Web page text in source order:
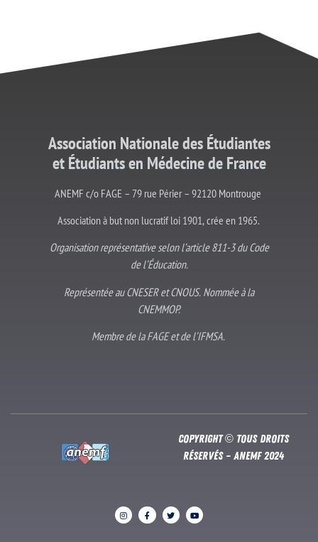
Association Nationale des Étudiantes
etÉtudiantsen Médecine de France
ANEMF c/o FAGE – 79 rue Périer – 92120 Montrouge
Association à but non lucratif loi 1901, crée en 1965.
Organisation représentative selon l’article 811-3 du Code
de l’Éducation.
Représentée au CNESER et CNOUS. Nommée à la
CNEMMOP.
Membre de la FAGE et de l’IFMSA.
Copyright © Tous droits
réservés – Anemf 2024